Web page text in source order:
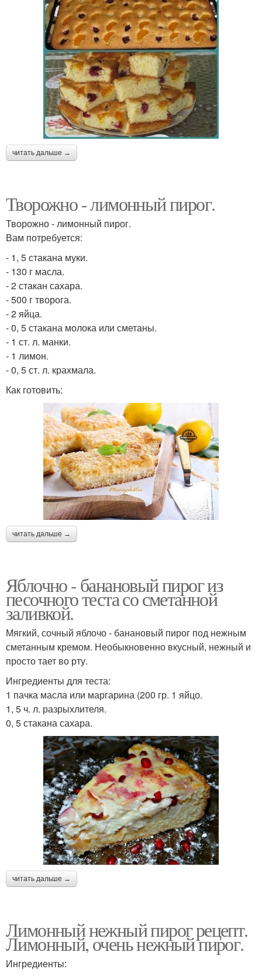
читать дальше →
Творожно - лимонный пирог.
Творожно - лимонный пирог.
Вам потребуется:
- 1, 5 стакана муки.
- 130 г масла.
- 2 стакан сахара.
- 500 г творога.
- 2 яйца.
- 0, 5 стакана молока или сметаны.
- 1 ст. л. манки.
- 1 лимон.
- 0, 5 ст. л. крахмала.
Как готовить:
читать дальше →
Яблочно - банановый пирог из
песочного теста со сметанной
заливкой.
Мягкий, сочный яблочо - банановый пирог под нежным
сметанным кремом. Необыкновенно вкусный, нежный и
просто тает во рту.
Ингредиенты для теста:
1 пачка масла или маргарина (200 гр. 1 яйцо.
1, 5 ч. л. разрыхлителя.
0, 5 стакана сахара.
читать дальше →
Лимонный нежный пирог рецепт.
Лимонный, очень нежный пирог.
Ингредиенты: